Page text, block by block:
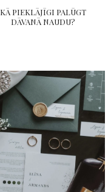
KĀ PIEKLĀJĪGI PALŪGT
DĀVANĀ NAUDU?